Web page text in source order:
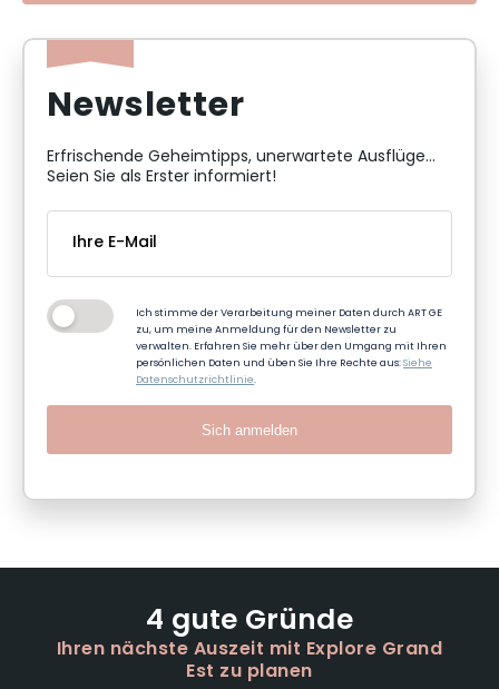
Newsletter
Erfrischende Geheimtipps, unerwartete Ausflüge...
Seien Sie als Erster informiert!
Ich stimme der Verarbeitung meiner Daten durch ART GE
zu, um meine Anmeldung für den Newsletter zu
verwalten. Erfahren Sie mehr über den Umgang mit Ihren
persönlichen Daten und üben Sie Ihre Rechte aus:Siehe
Datenschutzrichtlinie.
Sich anmelden
4 gute Gründe
Ihren nächste Auszeit mit Explore Grand
Est zu planen